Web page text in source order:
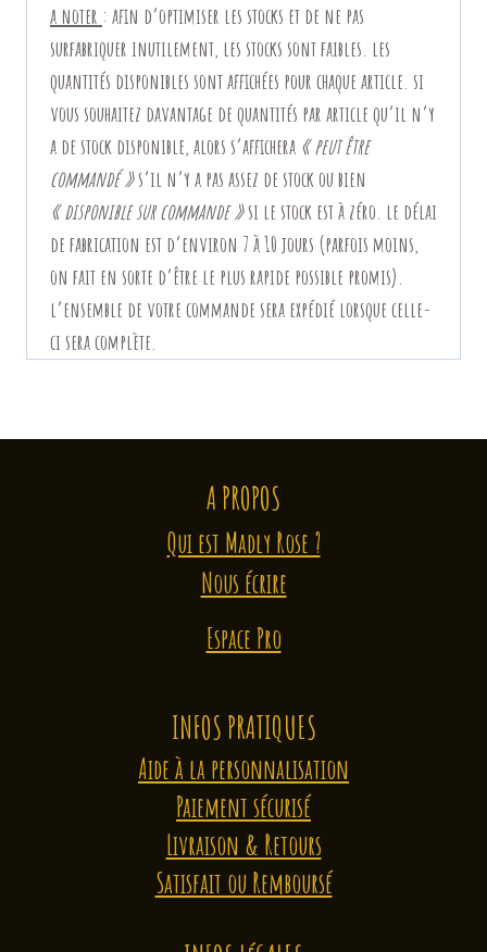
a noter : afin d’optimiser les stocks et de ne pas
surfabriquer inutilement, les stocks sont faibles. les
quantités disponibles sont affichées pour chaque article. si
vous souhaitez davantage de quantités par article qu’il n’y
a de stock disponible, alors s’affichera « peut être
commandé »s’il n’y a pas assez de stock ou bien
« disponible sur commande »si le stock est à zéro. le délai
de fabrication est d’environ 7 à 10 jours (parfois moins,
on fait en sorte d’être le plus rapide possible promis).
l’ensemble de votre commande sera expédié lorsque celle-
ci sera complète.
A PROPOS
Qui est Madly Rose ?
Nous écrire
Espace Pro
INFOS PRATIQUES
Aide à la personnalisation
Paiement sécurisé
Livraison & Retours
Satisfait ou Remboursé